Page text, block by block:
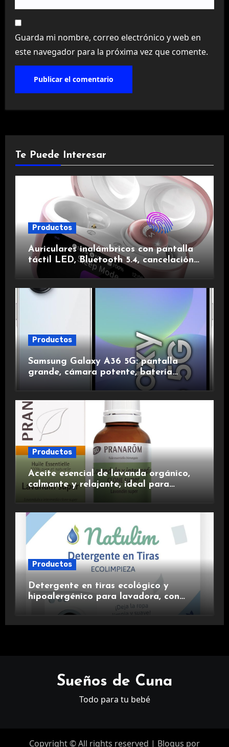
Guarda mi nombre, correo electrónico y web en
este navegador para la próxima vez que comente.
Te Puede Interesar
Productos
Auriculares inalámbricos con pantalla
táctil LED, Bluetooth 5.4, cancelación
de ruido, impermeables y de larga
duración.
Productos
Samsung Galaxy A36 5G: pantalla
grande, cámara potente, batería
duradera y carga rápida para una
experiencia premium.
Productos
Aceite esencial de lavanda orgánico,
calmante y relajante, ideal para
Productos
Detergente en tiras ecológico y
hipoalergénico para lavadora, con
suavizante incluido y fragancia de
lavanda.
Sueños de Cuna
Todo para tu bebé
Copyright © All rights reserved | Blogus por